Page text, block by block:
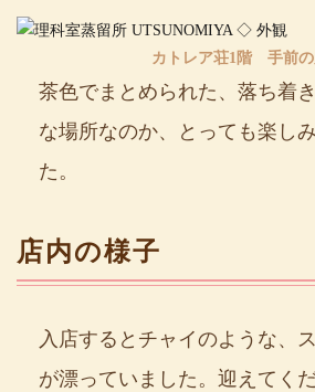
カトレア荘1階 手前
茶色でまとめられた、落ち着
な場所なのか、とっても楽し
た。
店内の様子
入店するとチャイのような、
が漂っていました。迎えてく